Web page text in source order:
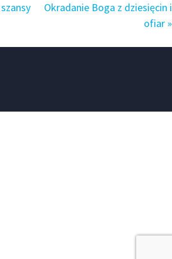
Okradanie Boga z dziesięcin i
ofiar »